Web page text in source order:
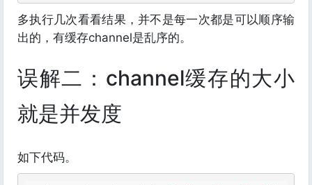
多执行几次看看结果，并不是每一次都是可以顺序输
出的，有缓存channel是乱序的。
误解二：channel缓存的大小
就是并发度
如下代码。